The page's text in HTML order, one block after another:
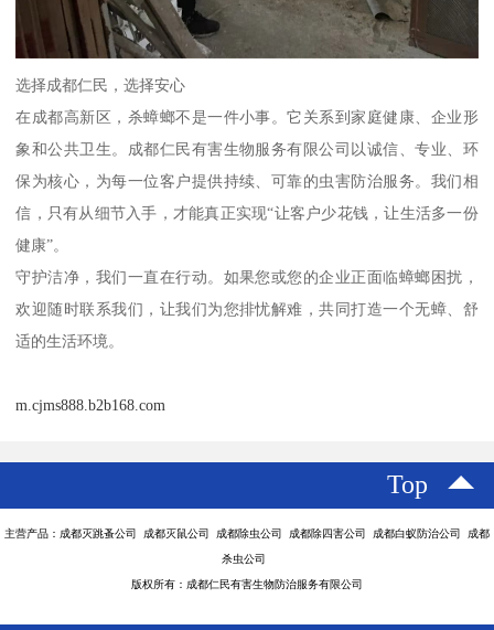
选择成都仁民，选择安心
在成都高新区，杀蟑螂不是一件小事。它关系到家庭健康、企业形
象和公共卫生。成都仁民有害生物服务有限公司以诚信、专业、环
保为核心，为每一位客户提供持续、可靠的虫害防治服务。我们相
信，只有从细节入手，才能真正实现“让客户少花钱，让生活多一份
健康”。
守护洁净，我们一直在行动。如果您或您的企业正面临蟑螂困扰，
欢迎随时联系我们，让我们为您排忧解难，共同打造一个无蟑、舒
适的生活环境。
m.cjms888.b2b168.com
Top
主营产品：成都灭跳蚤公司 成都灭鼠公司 成都除虫公司 成都除四害公司 成都白蚁防治公司 成都
杀虫公司
版权所有：成都仁民有害生物防治服务有限公司